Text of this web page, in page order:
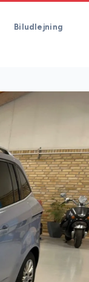
Biludlejning